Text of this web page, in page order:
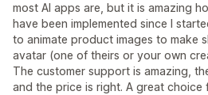
most AI apps are, but it is amazing
have been implemented since I
to animate product images to make
avatar (one of theirs or your own
The customer support is amazing,
and the price is right. A great choice